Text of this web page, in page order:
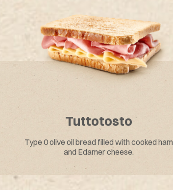
Tuttotosto
Type 0 olive oil bread filled with cooked ham
and Edamer cheese.